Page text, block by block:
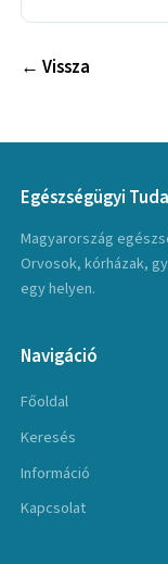
← Vissza
Egészségügyi
Magyarország
Orvosok, kórházak,
egy helyen.
Navigáció
Főoldal
Keresés
Információ
Kapcsolat